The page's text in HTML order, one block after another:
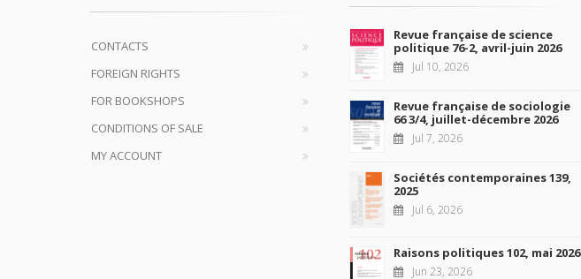
CONTACTS
FOREIGN RIGHTS
FOR BOOKSHOPS
CONDITIONS OF SALE
MY ACCOUNT
Revue française de science
politique 76-2, avril-juin 2026
Jul 10, 2026
Revue française de sociologie
66 3/4, juillet-décembre 2026
Jul 7, 2026
Sociétés contemporaines 139,
2025
Jul 6, 2026
Raisons politiques 102, mai 2026
Jun 23, 2026